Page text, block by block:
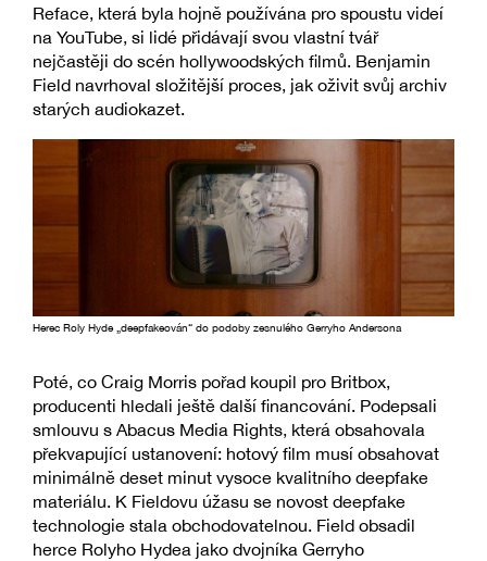
Reface, která byla hojně používána pro spoustu videí
na YouTube, si lidé přidávají svou vlastní tvář
nejčastěji do scén hollywoodských filmů. Benjamin
Field navrhoval složitější proces, jak oživit svůj archiv
starých audiokazet.
Herec Roly Hyde „deepfakeován“ do podoby zesnulého Gerryho Andersona
Poté, co Craig Morris pořad koupil pro Britbox,
producenti hledali ještě další financování. Podepsali
smlouvu s Abacus Media Rights, která obsahovala
překvapující ustanovení: hotový film musí obsahovat
minimálně deset minut vysoce kvalitního deepfake
materiálu. K Fieldovu úžasu se novost deepfake
technologie stala obchodovatelnou. Field obsadil
herce Rolyho Hydea jako dvojníka Gerryho